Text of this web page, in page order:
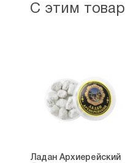
С этим
Ладан Архиерейский